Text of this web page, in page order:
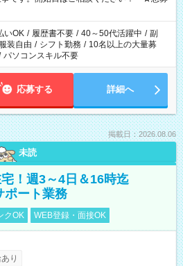
月間は日中での仕事を経験いただき、 お
す。 ★家庭の都合でお休みが
くご相談ください。
いOK / 履歴書不要 / 40～50代活躍中 / 副
服装自由 / シフト勤務 / 10名以上の大量募
パソコンスキル不要
応募する 詳細へ
掲載日：2026.08.06
未読
！週3～4日＆16時迄
ポート業務
クOK WEB登録・面接OK
り